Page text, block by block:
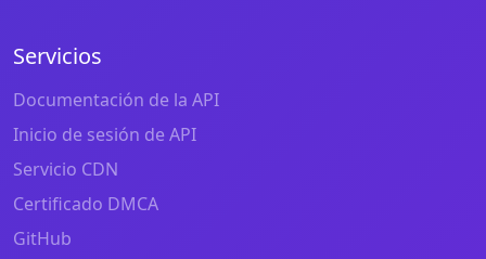
Servicios
Documentación de la API
Inicio de sesión de API
Servicio CDN
Certificado DMCA
GitHub